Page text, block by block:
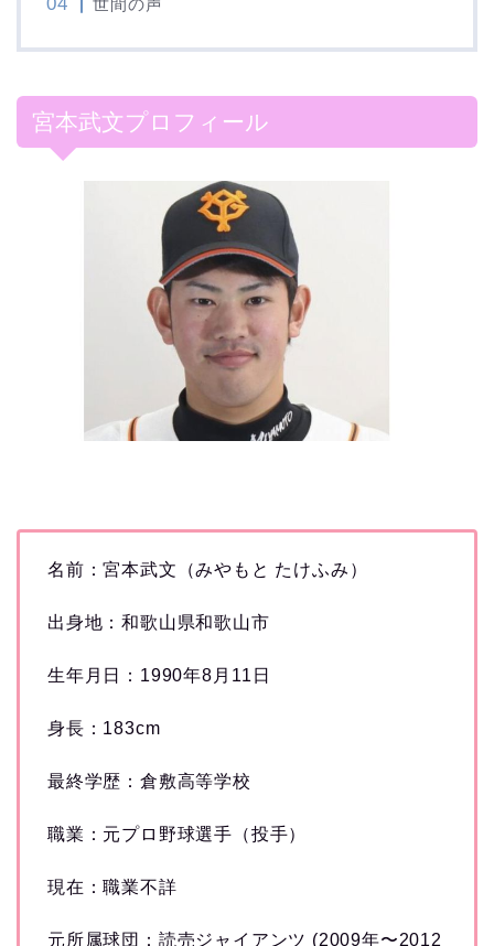
世間の声
宮本武文プロフィール
名前：宮本武文（みやもと たけふみ）
出身地：和歌山県和歌山市
生年月日：1990年8月11日
身長：183cm
最終学歴：倉敷高等学校
職業：元プロ野球選手（投手）
現在：職業不詳
元所属球団：読売ジャイアンツ (2009年〜2012